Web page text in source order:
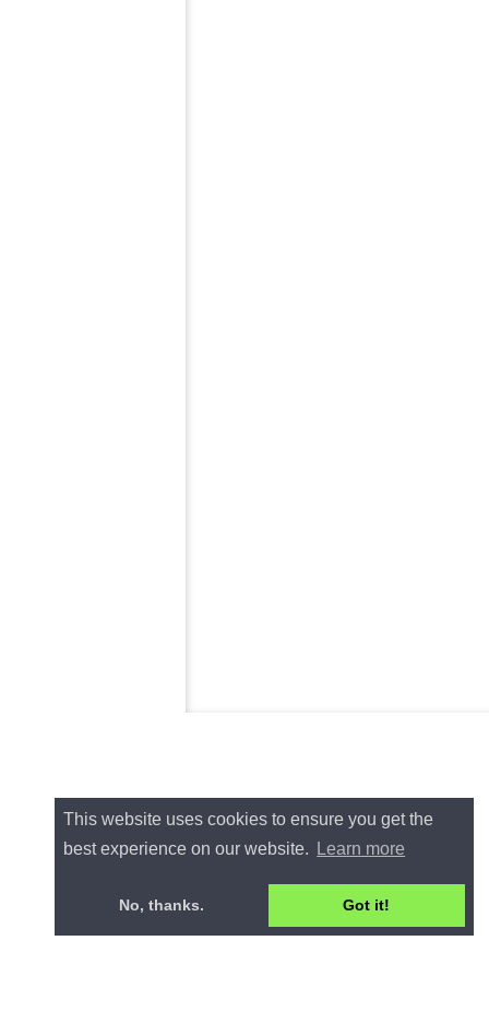
This website uses cookies to ensure you get the
best experience on our website.
Learn more
No, thanks. Got it!